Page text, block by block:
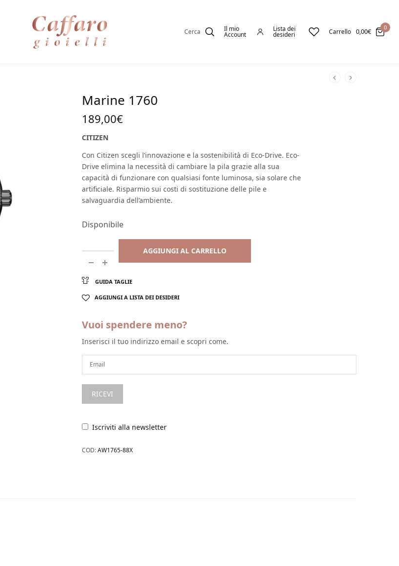
Cerca Il mio
Account
Lista dei
desideri Carrello 0,00€ 0
Marine 1760
189,00€
CITIZEN
Con Citizen scegli l’innovazione e la sostenibilità di Eco-Drive. Eco-
Drive elimina la necessità di cambiare la pila grazie alla sua
capacità di funzionare con qualsiasi fonte luminosa, sia solare che
artificiale. Risparmio sui costi di sostituzione delle pile e
salvaguardia dell’ambiente.
Disponibile
AGGIUNGI AL CARRELLO
GUIDA TAGLIE
AGGIUNGI A LISTA DEI DESIDERI
Vuoi spendere meno?
Inserisci il tuo indirizzo email e scopri come.
Iscriviti alla newsletter
COD:AW1765-88X